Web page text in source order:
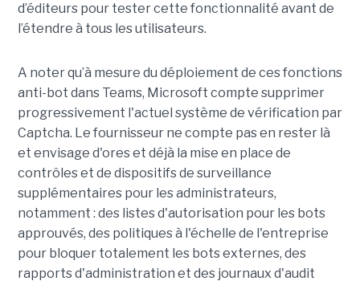
d’éditeurs pour tester cette fonctionnalité avant de
l’étendre à tous les utilisateurs.
A noter qu’à mesure du déploiement de ces fonctions
anti-bot dans Teams, Microsoft compte supprimer
progressivement l'actuel système de vérification par
Captcha. Le fournisseur ne compte pas en rester là
et envisage d'ores et déjà la mise en place de
contrôles et de dispositifs de surveillance
supplémentaires pour les administrateurs,
notamment : des listes d'autorisation pour les bots
approuvés, des politiques à l'échelle de l'entreprise
pour bloquer totalement les bots externes, des
rapports d'administration et des journaux d'audit